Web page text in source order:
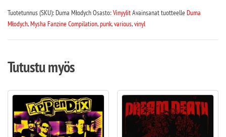
Tuotetunnus (SKU): Duma MłodychOsasto:VinyylitAvainsanat tuotteelleDuma
Młodych,Mysha Fanzine Compilation,punk,various,vinyl
Tutustu myös